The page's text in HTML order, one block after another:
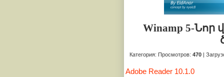
Winamp 5-
Категория: Просмотров: 470|
Adobe Reader 10.1.0